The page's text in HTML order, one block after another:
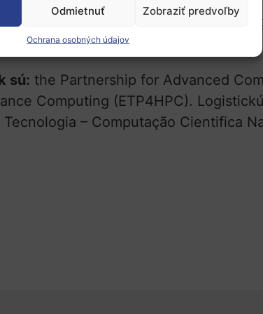
Odmietnuť Zobraziť predvoľby
Ochrana osobných údajov
the EuroHPC Joint
sú: the Partnership for Advanced
Computing (ETP4HPC).
– Computação Cientifica